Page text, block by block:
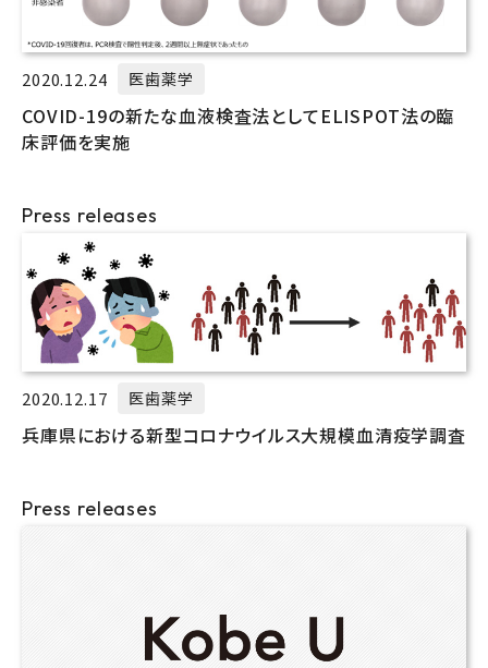
2020.12.24 医歯薬学
COVID-19の新たな血液検査法としてELISPOT法の臨
床評価を実施
Press releases
2020.12.17 医歯薬学
兵庫県における新型コロナウイルス大規模血清疫学調査
Press releases